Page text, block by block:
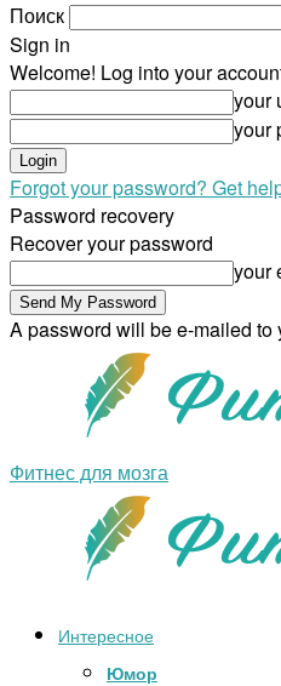
Поиск
Sign in
Welcome! Log into your
your
your
Forgot your password? Get
Password recovery
Recover your password
your
A password will be e-mailed to
Фитнес для мозга
Интересное
Юмор